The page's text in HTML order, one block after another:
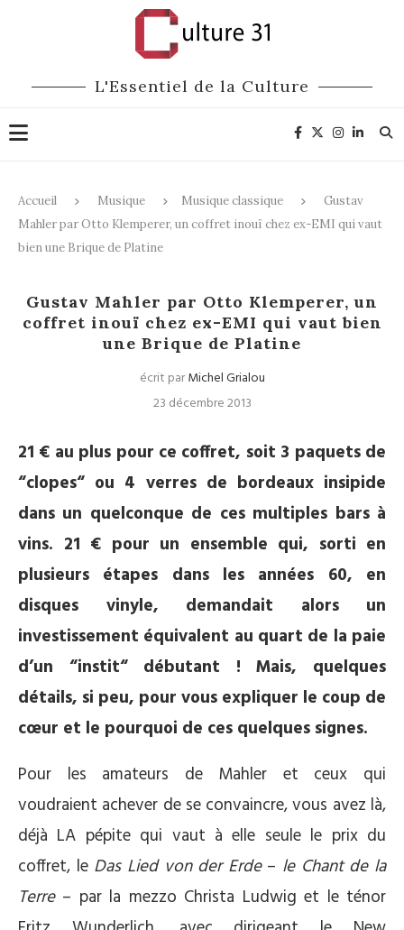
L'Essentiel de la Culture
Accueil Musique Musique classique
Gustav
Mahler par Otto Klemperer, un coffret inouï chez ex-EMI qui vaut
bien une Brique de Platine
Gustav Mahler par Otto Klemperer, un
coffret inouï chez ex-EMI qui vaut bien
une Brique de Platine
écrit parMichel Grialou
23 décembre 2013
21 € au plus pour ce coffret, soit 3 paquets de
“clopes“ ou 4 verres de bordeaux insipide
dans un quelconque de ces multiples bars à
vins. 21 € pour un ensemble qui, sorti en
plusieurs étapes dans les années 60, en
disques vinyle, demandait alors un
investissement équivalent au quart de la paie
d’un “instit“ débutant ! Mais, quelques
détails, si peu, pour vous expliquer le coup de
cœur et le pourquoi de ces quelques signes.
Pour les amateurs de Mahler et ceux qui
voudraient achever de se convaincre, vous avez là,
déjà LA pépite qui vaut à elle seule le prix du
coffret, le Das Lied von der Erde– le Chant de la
Terre– par la mezzo Christa Ludwig et le ténor